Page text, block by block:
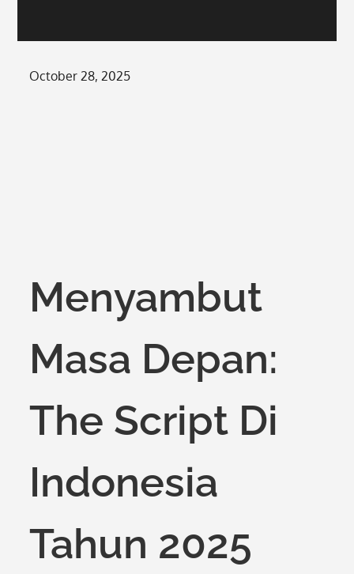
Posted
October 28, 2025
Menyambut
Masa Depan:
The Script Di
Indonesia
Tahun 2025